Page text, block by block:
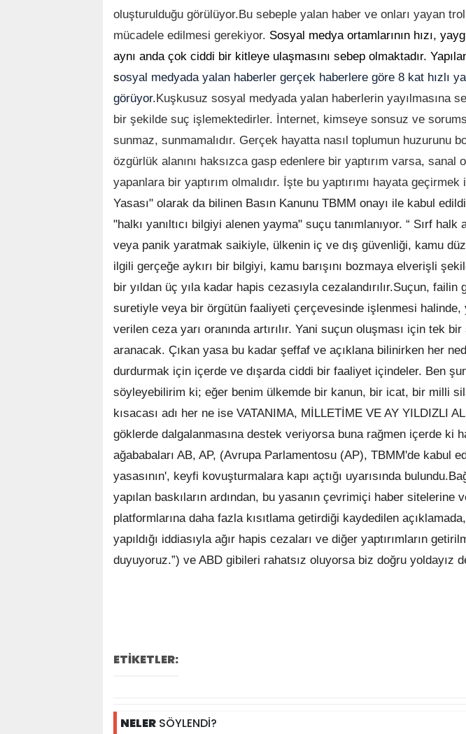
oluşturulduğu görülüyor.Bu sebeple yalan haber ve onları yayan
mücadele edilmesi gerekiyor. Sosyal medya ortamlarının hızı,
aynı anda çok ciddi bir kitleye ulaşmasını sebep olmaktadır.
sosyal medyada yalan haberler gerçek haberlere göre 8 kat hızlı
görüyor.Kuşkusuz sosyal medyada yalan haberlerin yayılmasına
bir şekilde suç işlemektedirler. İnternet, kimseye sonsuz ve
sunmaz, sunmamalıdır. Gerçek hayatta nasıl toplumun huzurunu
özgürlük alanını haksızca gasp edenlere bir yaptırım varsa, sanal
yapanlara bir yaptırım olmalıdır. İşte bu yaptırımı hayata geçirmek
Yasası" olarak da bilinen Basın Kanunu TBMM onayı ile kabul
"halkı yanıltıcı bilgiyi alenen yayma" suçu tanımlanıyor. “ Sırf
veya panik yaratmak saikiyle, ülkenin iç ve dış güvenliği, kamu
ilgili gerçeğe aykırı bir bilgiyi, kamu barışını bozmaya elverişli
bir yıldan üç yıla kadar hapis cezasıyla cezalandırılır.Suçun,
suretiyle veya bir örgütün faaliyeti çerçevesinde işlenmesi halinde,
verilen ceza yarı oranında artırılır. Yani suçun oluşması için tek
aranacak. Çıkan yasa bu kadar şeffaf ve açıklana bilinirken her
durdurmak için içerde ve dışarda ciddi bir faaliyet içindeler. Ben
söyleyebilirim ki; eğer benim ülkemde bir kanun, bir icat, bir milli
kısacası adı her ne ise VATANIMA, MİLLETİME VE AY YILDIZLI
göklerde dalgalanmasına destek veriyorsa buna rağmen içerde ki
ağababaları AB, AP, (Avrupa Parlamentosu (AP), TBMM'de kabul
yasasının', keyfi kovuşturmalara kapı açtığı uyarısında
yapılan baskıların ardından, bu yasanın çevrimiçi haber sitelerine
platformlarına daha fazla kısıtlama getirdiği kaydedilen
yapıldığı iddiasıyla ağır hapis cezaları ve diğer yaptırımların
duyuyoruz.”) ve ABD gibileri rahatsız oluyorsa biz doğru yoldayız
ETİKETLER:
NELER SÖYLENDİ?